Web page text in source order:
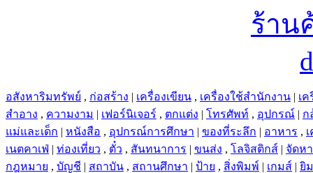
อสังหาริมทรัพย์ , ก่อสร้าง | เครื่องเขียน , เครื่องใช้สำนักงาน | เ
สำอาง , ความงาม | เฟอร์นิเจอร์ , ตกแต่ง | โทรศัพท์ , อุปกรณ์ | ก
แม่และเด็ก | หนังสือ , อุปกรณ์การศึกษา | ของที่ระลึก | อาหาร ,
เนตคาเฟ่ | ท่องเที่ยว , ตั๋ว , สันทนาการ | ขนส่ง , โลจิสติกส์ | จัดห
กฎหมาย , บัญชี | สถาบัน , สถานศึกษา | ป้าย , สิ่งพิมพ์ | เกมส์ | ยิม